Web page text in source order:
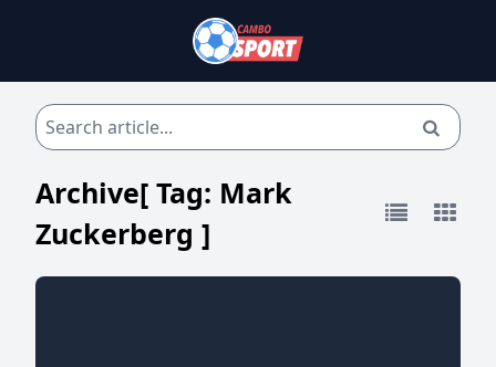
Archive[ Tag: Mark
Zuckerberg ]